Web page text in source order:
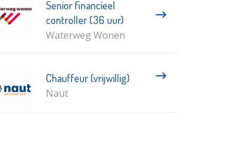
Senior financieel
controller (36 uur)
Waterweg Wonen
Chauffeur (vrijwillig)
Naut